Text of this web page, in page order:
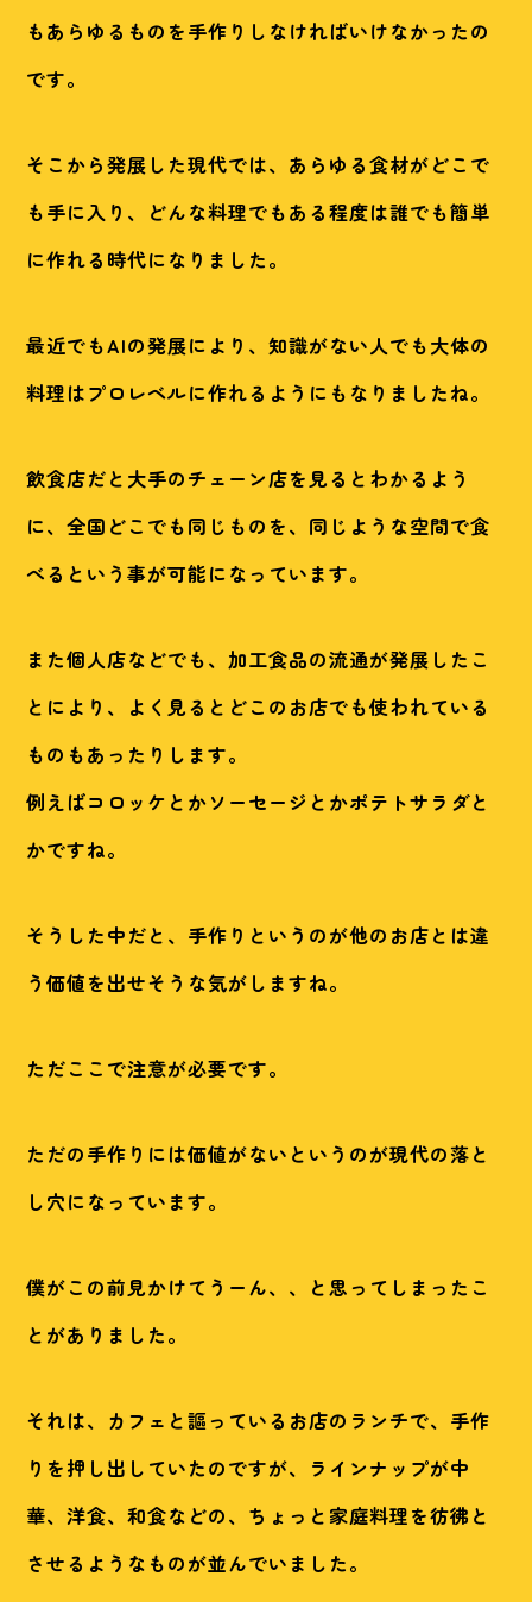
もあらゆるものを手作りしなければいけなかったの
です。
そこから発展した現代では、あらゆる食材がどこで
も手に入り、どんな料理でもある程度は誰でも簡単
に作れる時代になりました。
最近でもAIの発展により、知識がない人でも大体の
料理はプロレベルに作れるようにもなりましたね。
飲食店だと大手のチェーン店を見るとわかるよう
に、全国どこでも同じものを、同じような空間で食
べるという事が可能になっています。
また個人店などでも、加工食品の流通が発展したこ
とにより、よく見るとどこのお店でも使われている
ものもあったりします。
例えばコロッケとかソーセージとかポテトサラダと
かですね。
そうした中だと、手作りというのが他のお店とは違
う価値を出せそうな気がしますね。
ただここで注意が必要です。
ただの手作りには価値がない というのが現代の落と
し穴になっています。
僕がこの前見かけてうーん、、と思ってしまったこ
とがありました。
それは、カフェと謳っているお店のランチで、手作
りを押し出していたのですが、ラインナップが中
華、洋食、和食などの、ちょっと家庭料理を彷彿と
させるようなものが並んでいました。